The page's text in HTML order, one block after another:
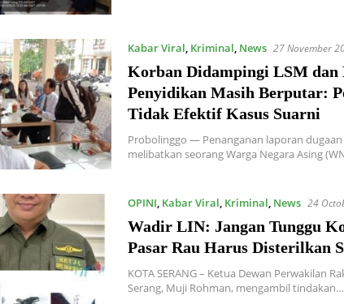
Kabar Viral, Kriminal, News 27 November
Korban Didampingi LSM dan
Penyidikan Masih Berputar:
Tidak Efektif Kasus Suarni
Probolinggo — Penanganan laporan
melibatkan seorang Warga Negara Asing
OPINI, Kabar Viral, Kriminal, News 24
Wadir LIN: Jangan Tunggu
Pasar Rau Harus Disterilkan
KOTA SERANG – Ketua Dewan Perwakilan
Serang, Muji Rohman, mengambil tindakan…